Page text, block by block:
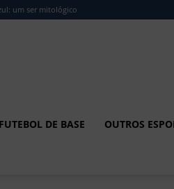
um ser mitológico
DE BASE OUTROS